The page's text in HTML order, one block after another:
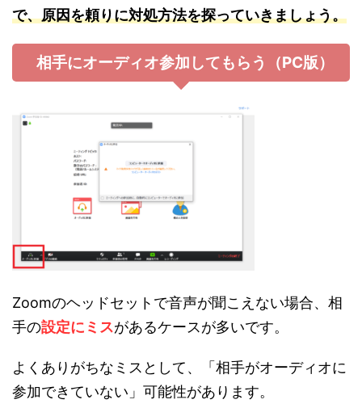
で、原因を頼りに対処方法を探っていきましょう。
相手にオーディオ参加してもらう（PC版）
Zoomのヘッドセットで音声が聞こえない場合、相
手の設定にミスがあるケースが多いです。
よくありがちなミスとして、「相手がオーディオに
参加できていない」可能性があります。